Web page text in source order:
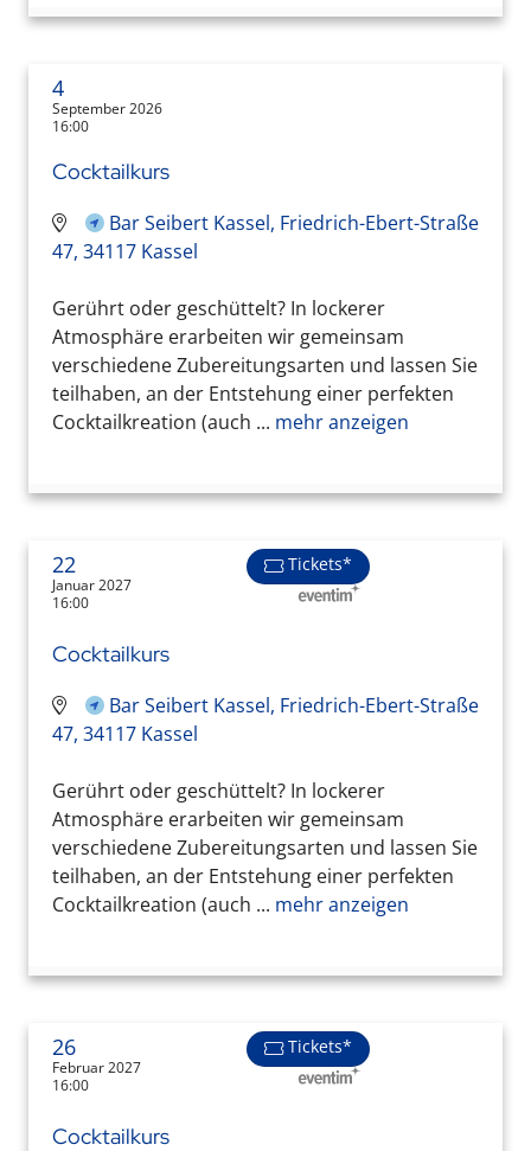
4
September 2026
16:00
Cocktailkurs
Bar Seibert Kassel, Friedrich-Ebert-Straße
47, 34117 Kassel
Gerührt oder geschüttelt? In lockerer
Atmosphäre erarbeiten wir gemeinsam
verschiedene Zubereitungsarten und lassen Sie
teilhaben, an der Entstehung einer perfekten
Cocktailkreation (auch ... mehr anzeigen
22
Januar 2027
16:00
Tickets*
Cocktailkurs
Bar Seibert Kassel, Friedrich-Ebert-Straße
47, 34117 Kassel
Gerührt oder geschüttelt? In lockerer
Atmosphäre erarbeiten wir gemeinsam
verschiedene Zubereitungsarten und lassen Sie
teilhaben, an der Entstehung einer perfekten
Cocktailkreation (auch ... mehr anzeigen
26
Februar 2027
16:00
Tickets*
Cocktailkurs